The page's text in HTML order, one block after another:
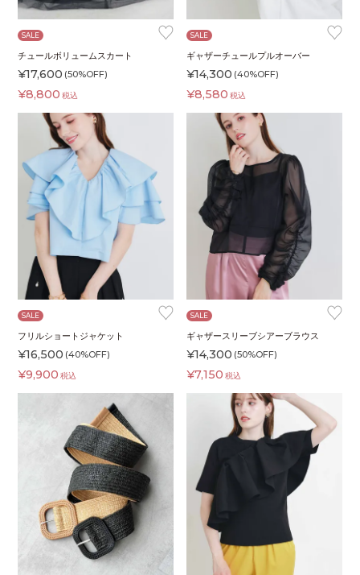
♥
SALE
チュールボリュームスカート
¥17,600 (50%OFF)
¥8,800 税込
♥
SALE
ギャザーチュールプルオーバー
¥14,300 (40%OFF)
¥8,580 税込
♥
SALE
フリルショートジャケット
¥16,500 (40%OFF)
¥9,900 税込
♥
SALE
ギャザースリーブシアーブラウス
¥14,300 (50%OFF)
¥7,150 税込